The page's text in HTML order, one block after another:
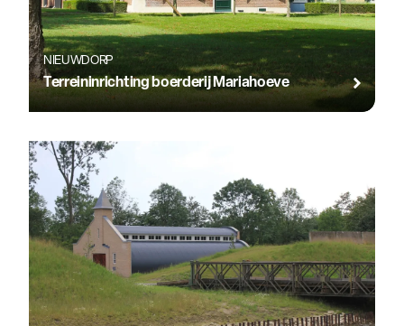
NIEUWDORP
Terreininrichting boerderij Mariahoeve